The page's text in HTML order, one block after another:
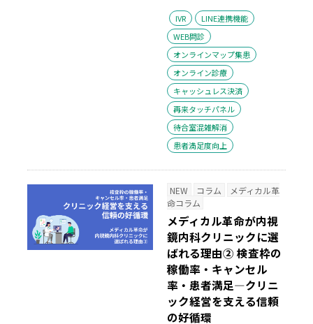
IVR
LINE連携機能
WEB問診
オンラインマップ集患
オンライン診療
キャッシュレス決済
再来タッチパネル
待合室混雑解消
患者満足度向上
NEW コラム
メディカル革
命コラム
メディカル革命が内視
鏡内科クリニックに選
ばれる理由② 検査枠の
稼働率・キャンセル
率・患者満足―クリニ
ック経営を支える信頼
の好循環